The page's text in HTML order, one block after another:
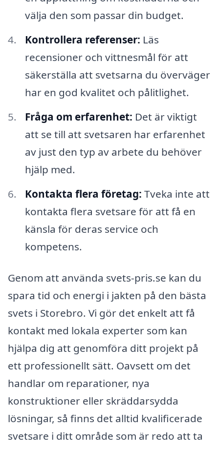
välja den som passar din budget.
Kontrollera referenser: Läs
recensioner och vittnesmål för att
säkerställa att svetsarna du överväger
har en god kvalitet och pålitlighet.
Fråga om erfarenhet: Det är viktigt
att se till att svetsaren har erfarenhet
av just den typ av arbete du behöver
hjälp med.
Kontakta flera företag: Tveka inte att
kontakta flera svetsare för att få en
känsla för deras service och
kompetens.
Genom att använda svets-pris.se kan du
spara tid och energi i jakten på den bästa
svets i Storebro. Vi gör det enkelt att få
kontakt med lokala experter som kan
hjälpa dig att genomföra ditt projekt på
ett professionellt sätt. Oavsett om det
handlar om reparationer, nya
konstruktioner eller skräddarsydda
lösningar, så finns det alltid kvalificerade
svetsare i ditt område som är redo att ta